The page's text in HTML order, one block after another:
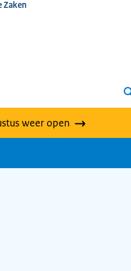
Zaken
weer open